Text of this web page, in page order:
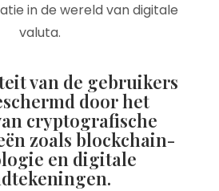
in de wereld van digitale
valuta.
van de gebruikers
door het
cryptografische
zoals blockchain-
en digitale